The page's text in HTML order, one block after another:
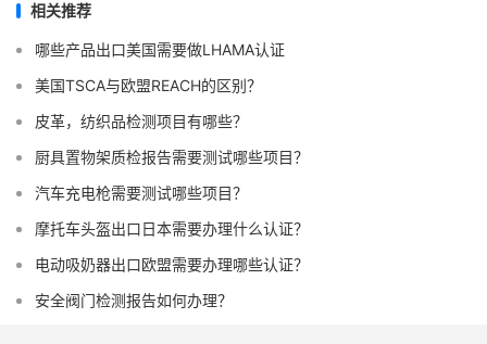
相关推荐
哪些产品出口美国需要做LHAMA认证
美国TSCA与欧盟REACH的区别？
皮革，纺织品检测项目有哪些？
厨具置物架质检报告需要测试哪些项目？
汽车充电枪需要测试哪些项目？
摩托车头盔出口日本需要办理什么认证？
电动吸奶器出口欧盟需要办理哪些认证？
安全阀门检测报告如何办理？